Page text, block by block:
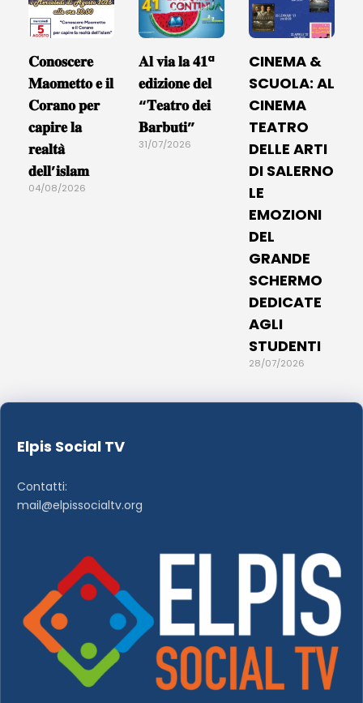
𝐂𝐨𝐧𝐨𝐬𝐜𝐞𝐫𝐞
𝐌𝐚𝐨𝐦𝐞𝐭𝐭𝐨 𝐞 𝐢𝐥
𝐂𝐨𝐫𝐚𝐧𝐨 𝐩𝐞𝐫
𝐜𝐚𝐩𝐢𝐫𝐞 𝐥𝐚
𝐫𝐞𝐚𝐥𝐭𝐚̀
𝐝𝐞𝐥𝐥’𝐢𝐬𝐥𝐚𝐦
04/08/2026
𝐀𝐥 𝐯𝐢𝐚 𝐥𝐚 𝟒𝟏ª
𝐞𝐝𝐢𝐳𝐢𝐨𝐧𝐞 𝐝𝐞𝐥
“𝐓𝐞𝐚𝐭𝐫𝐨 𝐝𝐞𝐢
𝐁𝐚𝐫𝐛𝐮𝐭𝐢”
31/07/2026
CINEMA &
SCUOLA: AL
CINEMA
TEATRO
DELLE ARTI
DI SALERNO
LE
EMOZIONI
DEL
GRANDE
SCHERMO
DEDICATE
AGLI
STUDENTI
28/07/2026
Elpis Social TV
Contatti:
mail@elpissocialtv.org